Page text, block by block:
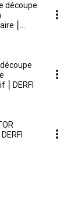
découpe
⎮
DERFI